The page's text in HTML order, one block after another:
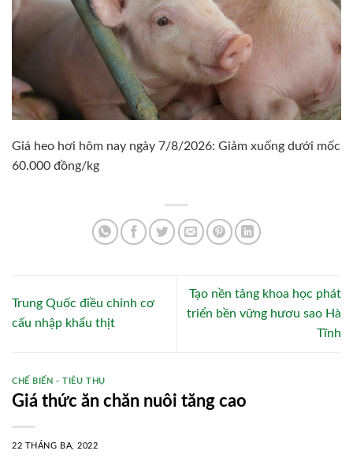
Giá heo hơi hôm nay ngày 7/8/2026: Giảm xuống dưới mốc
60.000 đồng/kg
Trung Quốc điều chỉnh cơ
cấu nhập khẩu thịt
Tạo nền tảng khoa học phát
triển bền vững hươu sao Hà
Tĩnh
CHẾ BIẾN - TIÊU THỤ
Giá thức ăn chăn nuôi tăng cao
22 THÁNG BA, 2022